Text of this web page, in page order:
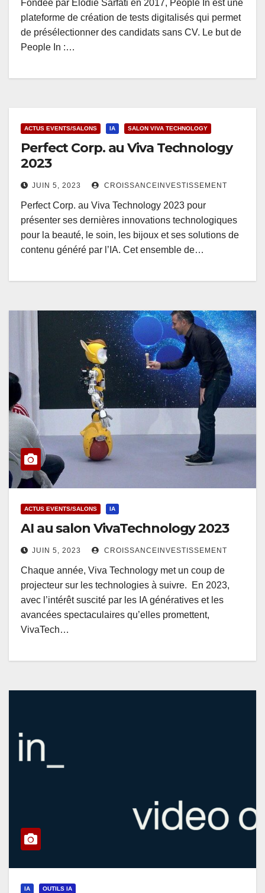
Fondée par Elodie Sarfati en 2017, People In est une
plateforme de création de tests digitalisés qui permet
de présélectionner des candidats sans CV. Le but de
People In :…
ACTUS EVENTS/SALONS IA SALON VIVA TECHNOLOGY
Perfect Corp. au Viva Technology
2023
JUIN 5, 2023 CROISSANCEINVESTISSEMENT
Perfect Corp. au Viva Technology 2023 pour
présenter ses dernières innovations technologiques
pour la beauté, le soin, les bijoux et ses solutions de
contenu généré par l’IA. Cet ensemble de…
ACTUS EVENTS/SALONS IA
AI au salon VivaTechnology 2023
JUIN 5, 2023 CROISSANCEINVESTISSEMENT
Chaque année, Viva Technology met un coup de
projecteur sur les technologies à suivre. En 2023,
avec l’intérêt suscité par les IA génératives et les
avancées spectaculaires qu’elles promettent,
VivaTech…
IA OUTILS IA